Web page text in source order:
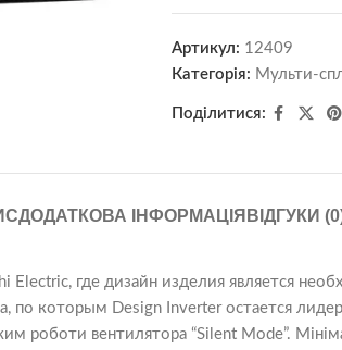
Артикул: 12409
Категорія: Мульти-
Поділитися:
ДОДАТКОВА ІНФОРМАЦІЯ ВІДГУКИ
Electric, где дизайн изделия является
которым Design Inverter остается
роботи вентилятора “Silent Mode”.